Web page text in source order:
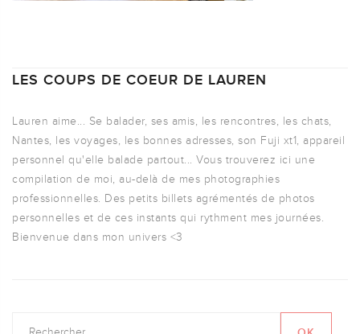
LES COUPS DE COEUR DE LAUREN
Lauren aime... Se balader, ses amis, les rencontres, les chats,
Nantes, les voyages, les bonnes adresses, son Fuji xt1, appareil
personnel qu'elle balade partout... Vous trouverez ici une
compilation de moi, au-delà de mes photographies
professionnelles. Des petits billets agrémentés de photos
personnelles et de ces instants qui rythment mes journées.
Bienvenue dans mon univers <3